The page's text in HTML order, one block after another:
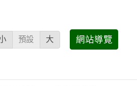
預設 大 網站導覽